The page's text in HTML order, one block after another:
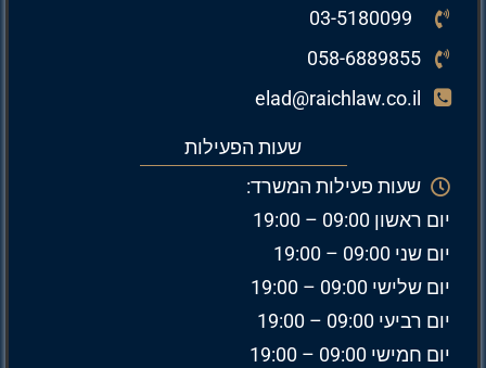
058-6889855
elad@raichlaw.co.il
שעות הפעילות
שעות פעילות המשרד:
יום ראשון 09:00 – 19:00
יום שני 09:00 – 19:00
יום שלישי 09:00 – 19:00
יום רביעי 09:00 – 19:00
יום חמישי 09:00 – 19:00